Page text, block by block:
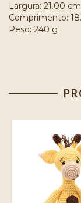
Largura: 21.00 cm
Comprimento:
Peso: 240 g